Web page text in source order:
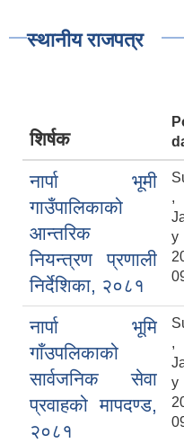
स्थानीय राजपत्र
शिर्षक
नार्पा भूमी
गाउँपालिकाको
आन्तरिक
नियन्त्रण प्रणाली
निर्देशिका, २०८१
,
नार्पा भूमि
गाँउपलिकाको
सार्वजनिक सेवा
प्रवाहको मापदण्ड,
२०८१
,